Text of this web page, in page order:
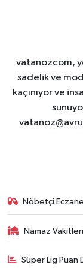
vatanozcom,
sadelik ve
kaçınıyor ve
Nöbetçi
Namaz Vakitleri
Süper Lig Puan